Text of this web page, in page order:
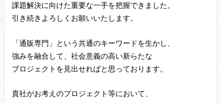
課題解決に向けた重要な一手を把握できました。
引き続きよろしくお願いいたします。
「通販専門」という共通のキーワードを生かし、
強みを融合して、社会意義の高い新らたな
プロジェクトを見出せればと思っております。
貴社がお考えのプロジェクト等において、